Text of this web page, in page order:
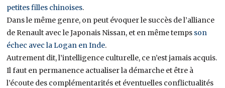
petites filles chinoises.
Dans le même genre, on peut évoquer le succès de l’alliance
de Renault avec le Japonais Nissan, et en même temps son
échec avec la Logan en Inde.
Autrement dit, l’intelligence culturelle, ce n’est jamais acquis.
Il faut en permanence actualiser la démarche et être à
l’écoute des complémentarités et éventuelles conflictualités